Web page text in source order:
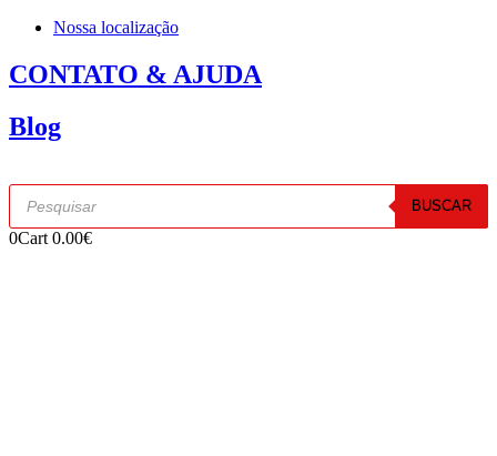
Nossa localização
CONTATO & AJUDA
Blog
Products
search
BUSCAR
0Cart 0.00€